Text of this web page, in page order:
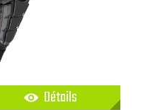
Détails